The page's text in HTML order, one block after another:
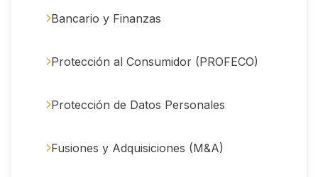
Bancario y Finanzas
Protección al Consumidor (PROFECO)
Protección de Datos Personales
Fusiones y Adquisiciones (M&A)